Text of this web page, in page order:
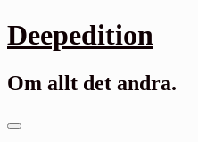
Gå
till
Deepedition
Om allt det andra.
Primär